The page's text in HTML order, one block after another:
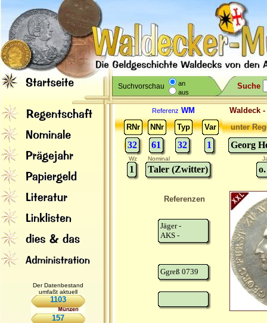
Suchvorschau
an
aus
Suche
Der Datenbestand
umfaßt aktuell
1103
157
Referenz WM
RNr
NNr Typ Var
32 61 32 1
unter
Georg
Wz Nominal
1 Taler (Zwitter)
Referenzen
Jäger -
AKS -
Ggreß 0739